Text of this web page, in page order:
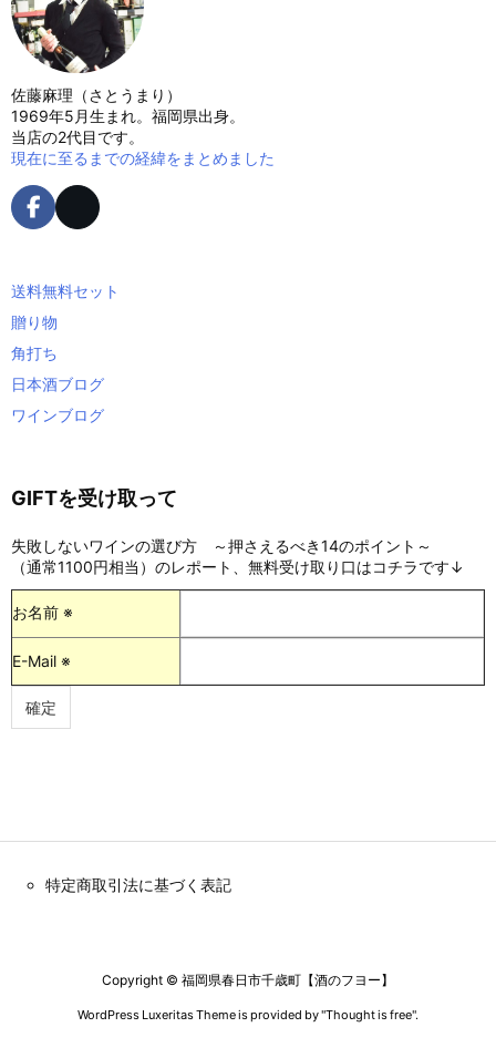
佐藤麻理（さとうまり）
1969年5月生まれ。福岡県出身。
当店の2代目です。
現在に至るまでの経緯をまとめました
送料無料セット
贈り物
角打ち
日本酒ブログ
ワインブログ
GIFTを受け取って
失敗しないワインの選び方 ～押さえるべき14のポイント～
（通常1100円相当）のレポート、無料受け取り口はコチラです↓
お名前 ※
E-Mail ※
特定商取引法に基づく表記
Copyright © 福岡県春日市千歳町【酒のフヨー】
WordPress Luxeritas Theme is provided by "Thought is free".